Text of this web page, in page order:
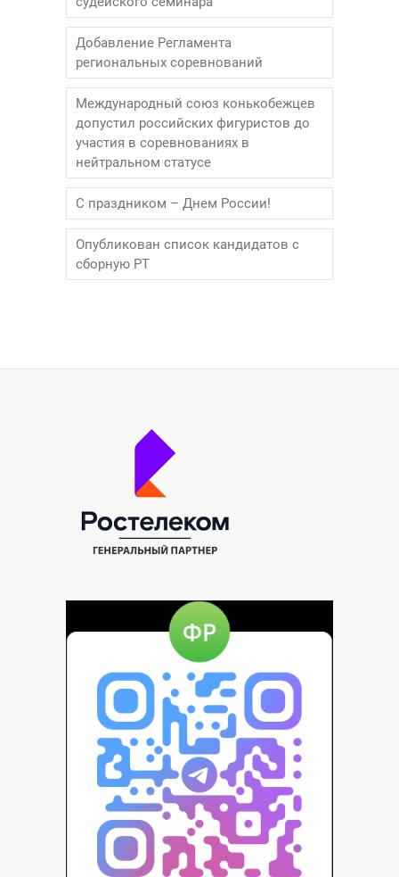
Добавление Регламента
региональных соревнований
Международный союз конькобежцев
допустил российских фигуристов до
участия в соревнованиях в
нейтральном статусе
С праздником – Днем России!
Опубликован список кандидатов с
сборную РТ